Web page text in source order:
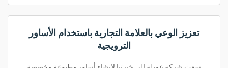
تعزيز الوعي بالعلامة التجارية باستخدام الأساور
الترويجية